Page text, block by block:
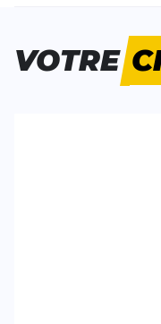
Personne n'a
ÉCRIS UN AVIS
VOTRE